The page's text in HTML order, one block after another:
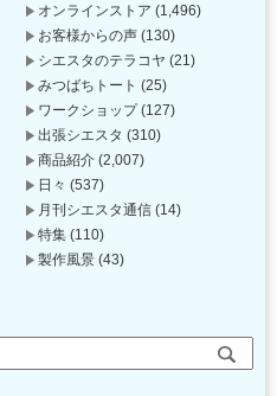
オンラインストア (1,496)
お客様からの声 (130)
シエスタのテラコヤ (21)
みつばちトート (25)
ワークショップ(127)
出張シエスタ (310)
商品紹介 (2,007)
日々 (537)
月刊シエスタ通信 (14)
特集 (110)
製作風景 (43)